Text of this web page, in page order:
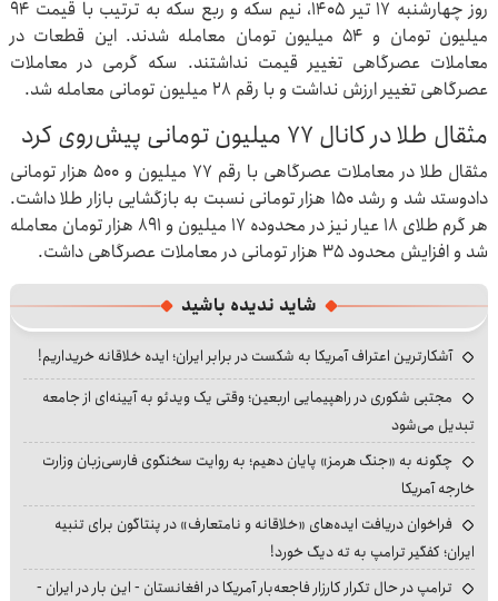
روز چهارشنبه ۱۷ تیر ۱۴۰۵، نیم سکه و ربع سکه به ترتیب با قیمت ۹۴
میلیون تومان و ۵۴ میلیون تومان معامله شدند. این قطعات در
معاملات عصرگاهی تغییر قیمت نداشتند. سکه گرمی در معاملات
عصرگاهی تغییر ارزش نداشت و با رقم ۲۸ میلیون تومانی معامله شد.
مثقال طلا در کانال ۷۷ میلیون تومانی پیش‌روی کرد
مثقال طلا در معاملات عصرگاهی با رقم ۷۷ میلیون و ۵۰۰ هزار تومانی
دادوستد شد و رشد ۱۵۰ هزار تومانی نسبت به بازگشایی بازار طلا داشت.
هر گرم طلای ۱۸ عیار نیز در محدوده ۱۷ میلیون و ۸۹۱ هزار تومان معامله
شد و افزایش محدود ۳۵ هزار تومانی در معاملات عصرگاهی داشت.
شاید ندیده باشید
آشکارترین اعتراف آمریکا به شکست در برابر ایران؛ ایده خلاقانه خریداریم!
مجتبی شکوری در راهپیمایی اربعین؛ وقتی یک ویدئو به آیینه‌ای از جامعه
تبدیل می‌شود
چگونه به «جنگ هرمز» پایان دهیم؛ به روایت سخنگوی فارسی‌زبان وزارت
خارجه آمریکا
فراخوان دریافت ایده‌های «خلاقانه و نامتعارف» در پنتاگون برای تنبیه
ایران؛ کفگیر ترامپ به ته دیگ خورد!
ترامپ در حال تکرار کارزار فاجعه‌بار آمریکا در افغانستان - این بار در ایران -